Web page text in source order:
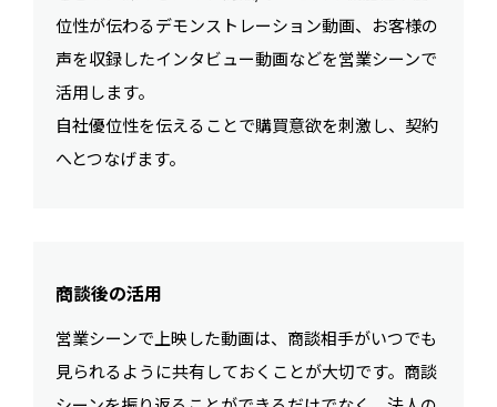
位性が伝わるデモンストレーション動画、お客様の
声を収録したインタビュー動画などを営業シーンで
活用します。
自社優位性を伝えることで購買意欲を刺激し、契約
へとつなげます。
商談後の活用
営業シーンで上映した動画は、商談相手がいつでも
見られるように共有しておくことが大切です。商談